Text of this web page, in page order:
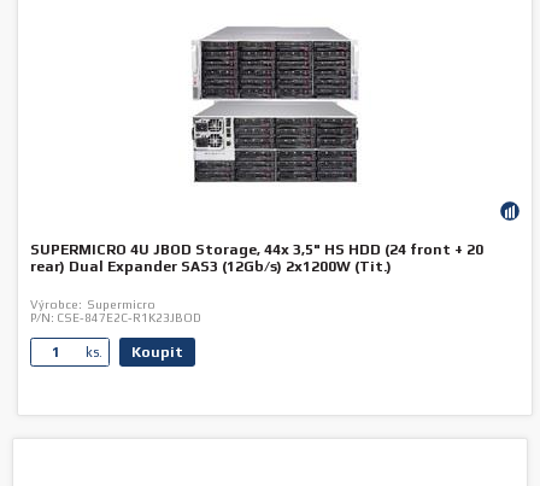
SUPERMICRO 4U JBOD Storage, 44x 3,5" HS HDD (24 front + 20
rear) Dual Expander SAS3 (12Gb/s) 2x1200W (Tit.)
Výrobce: Supermicro
P/N: CSE-847E2C-R1K23JBOD
ks. Koupit